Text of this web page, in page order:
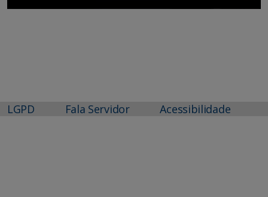
LGPD Fala Servidor Acessibilidade